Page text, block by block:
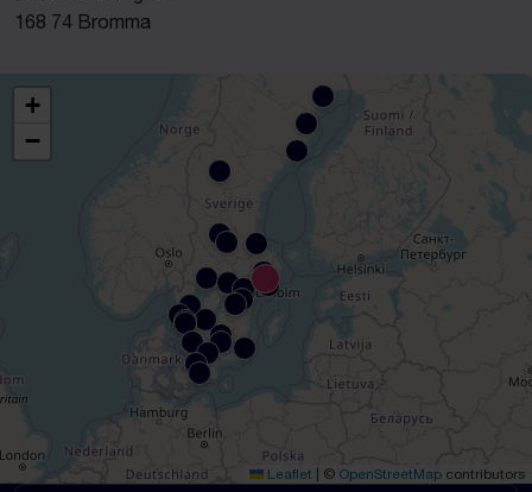
168 74 Bromma
+
−
Leaflet © OpenStreetMap contributors